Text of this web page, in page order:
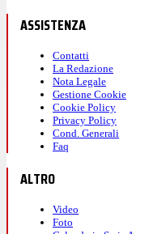
ASSISTENZA
Contatti
La Redazione
Nota Legale
Gestione Cookie
Cookie Policy
Privacy Policy
Cond. Generali
Faq
ALTRO
Video
Foto